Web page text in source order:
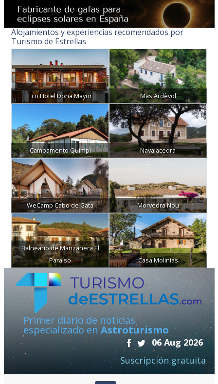
Alojamientos y experiencias recomendados por
Turismo de Estrellas
Eco Hotel Doña Mayor Mas Ardèvol
Campamento Quimpi Navalacedra
WeCamp Cabo de Gata Morvedra Nou
Balneario de Manzanera El
Paraíso
Casa Moliniás
Primer diario de noticias
especializado en Astroturismo
06 Aug 2026
Suscripción gratuita